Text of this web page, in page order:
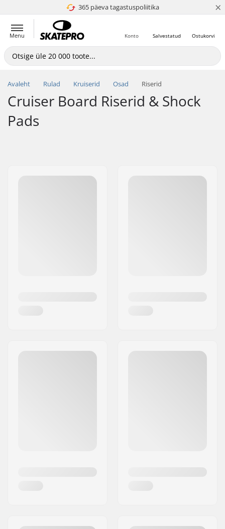
365 päeva tagastuspoliitika
4.8 paljaks 5 ×
Menu Ostukorvi
Salvestatud
Konto
Avaleht Rulad Kruiserid Osad Riserid
Cruiser Board Riserid & Shock
Pads